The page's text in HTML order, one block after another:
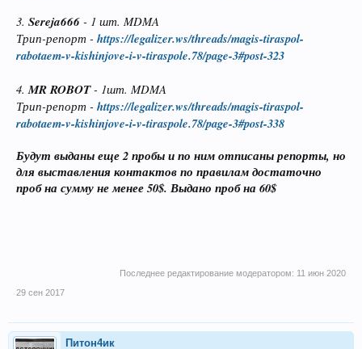
3. Sereja666 - 1 шт. MDMA
Трип-репорт - https://legalizer.ws/threads/magis-tiraspol-
rabotaem-v-kishinjove-i-v-tiraspole.78/page-3#post-323
4.MR ROBOT- 1шт. MDMA
Трип-репорт - https://legalizer.ws/threads/magis-tiraspol-
rabotaem-v-kishinjove-i-v-tiraspole.78/page-3#post-338
Будут выданы еще 2 пробы и по ним отписаны репорты, но
для выставления контактов по правилам достаточно
проб на сумму не менее 50$. Выдано проб на 60$
Последнее редактирование модератором: 11 июн 2020
29 сен 2017
Питон4ик